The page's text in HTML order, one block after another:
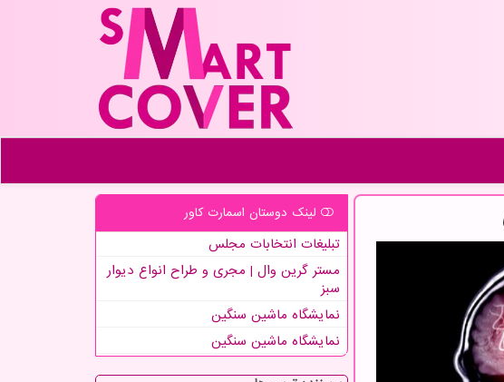
لینک دوستان اسمارت كاور
تبلیغات انتخابات مجلس
مستر گرین وال | مجری و طراح انواع دیوار
سبز
نمایشگاه ماشین سنگین
نمایشگاه ماشین سنگین